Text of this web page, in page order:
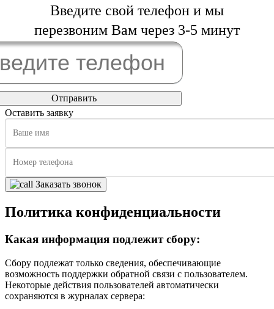
Введите свой телефон и мы
перезвоним Вам через 3-5 минут
Оставить заявку
Заказать звонок
Политика конфиденциальности
Какая информация подлежит сбору:
Сбору подлежат только сведения, обеспечивающие
возможность поддержки обратной связи с пользователем.
Некоторые действия пользователей автоматически
сохраняются в журналах сервера: